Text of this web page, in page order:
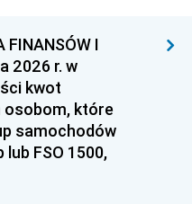
FINANSÓW I
2026 r. w
kwot
osobom, które
samochodów
FSO 1500,